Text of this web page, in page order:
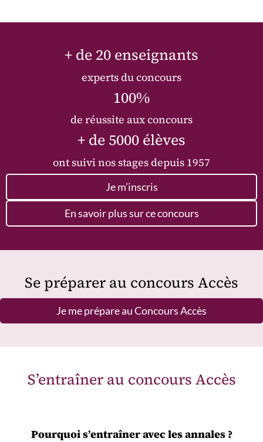
+ de 20 enseignants
experts du concours
100%
de réussite aux concours
+ de 5000 élèves
ont suivi nos stages depuis 1957
Je m’inscris
En savoir plus sur ce concours
Se préparer au concours Accès
Je me prépare au Concours Accès
S’entraîner au concours Accès
Pourquoi s’entraîner avec les annales ?